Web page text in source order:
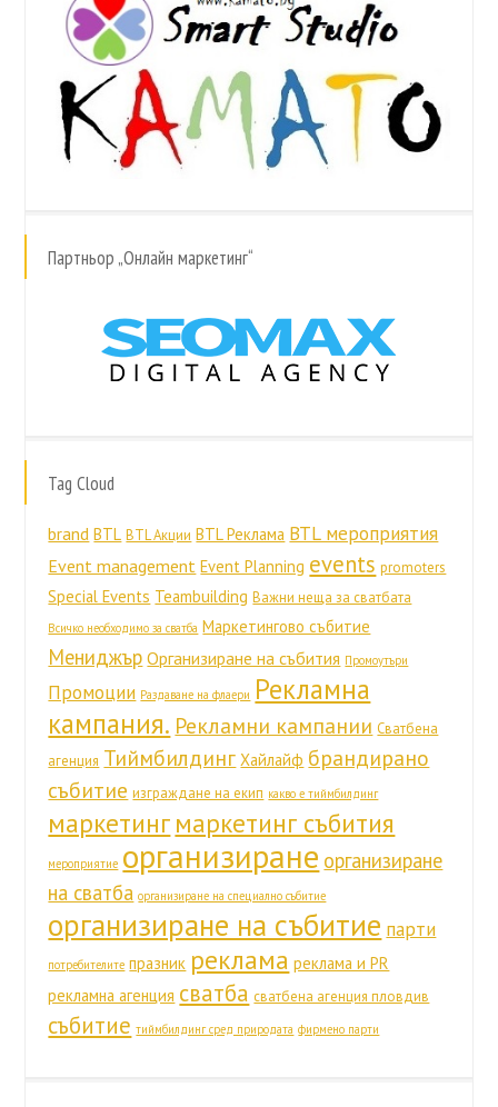
Партньор „Онлайн маркетинг“
Tag Cloud
brand BTL BTL Акции BTL Реклама BTL мероприятия
Event management Event Planning events promoters
Special Events Teambuilding Важни неща за сватбата
Всичко необходимо за сватба Маркетингово събитие
Мениджър Организиране на събития Промоутъри
Промоции Раздаване на флаери Рекламна
кампания. Рекламни кампании Сватбена
агенция Тиймбилдинг Хайлайф брандирано
събитие изграждане на екип какво е тиймбилдинг
маркетинг маркетинг събития
мероприятие организиране организиране
на сватба организиране на специално събитие
организиране на събитие парти
потребителите празник реклама реклама и PR
рекламна агенция сватба сватбена агенция пловдив
събитие тиймбилдинг сред природата фирмено парти